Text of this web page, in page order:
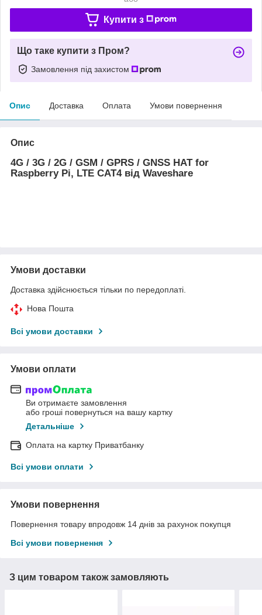
Купити з
Що таке купити з Пром?
Замовлення під захистом
Опис Доставка Оплата Умови повернення
Опис
4G / 3G / 2G / GSM / GPRS / GNSS HAT for
Raspberry Pi, LTE CAT4 від Waveshare
Умови доставки
Доставка здійснюється тільки по передоплаті.
Нова Пошта
Всі умови доставки
Умови оплати
Ви отримаєте замовлення
або гроші повернуться на вашу картку
Детальніше
Оплата на картку Приватбанку
Всі умови оплати
Умови повернення
Повернення товару впродовж 14 днів за рахунок покупця
Всі умови повернення
З цим товаром також замовляють